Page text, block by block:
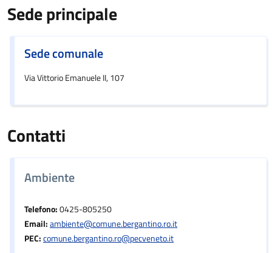
Sede principale
Sede comunale
Via Vittorio Emanuele II, 107
Contatti
Ambiente
Telefono:0425-805250
Email:ambiente@comune.bergantino.ro.it
PEC:comune.bergantino.ro@pecveneto.it